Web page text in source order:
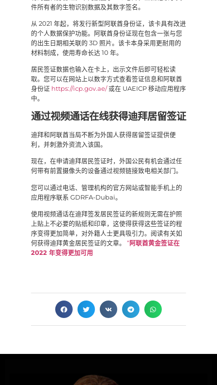
件所有者的生物识别数据及其数字签名。
从 2021 年起，将发行新型阿联酋身份证，该卡具有改进
的个人数据保护功能。阿联酋身份证现在包含一张与您
的出生日期相关联的 3D 照片。该卡本身采用更耐用的
材料制成，使用寿命长达 10 年。
居民签证数据也输入在卡上，出示文件后即可轻松读
取。您可以在网站上以数字方式查看签证信息和阿联酋
身份证 https://icp.gov.ae/或在 UAEICP 移动应用程序
中。
通过视频通话在线获得迪拜居留签证
迪拜和阿联酋当局不断为外国人获得居留签证提供便
利，并刺激外资流入该国。
现在，在申请迪拜居民签证时，外国公民有机会通过任
何带有前置摄像头的设备通过视频链接致电相关部门。
您可以通过电话、管理机构的官方网站或智能手机上的
应用程序联系 GDRFA-Dubai。
使用视频通话在迪拜签发居民签证的新规则无需在护照
上贴上不必要的贴纸和印章，这使得获得这些签证的程
序变得更加简单，对外籍人士更具吸引力。阅读有关如
何获得迪拜黄金居民签证的文章。 “ 阿联酋黄金签证在
2022 年变得更加可用